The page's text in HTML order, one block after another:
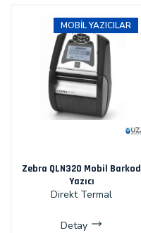
MOBIL YAZICILAR
Zebra QLN320 Mobil Barkod
Yazıcı
Direkt Termal
Detay